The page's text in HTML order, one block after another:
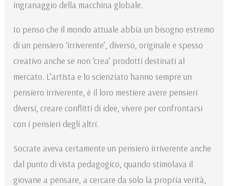
ingranaggio della macchina globale.
Io penso che il mondo attuale abbia un bisogno estremo
di un pensiero ‘irriverente’, diverso, originale e spesso
creativo anche se non ‘crea’ prodotti destinati al
mercato. L’artista e lo scienziato hanno sempre un
pensiero irriverente, è il loro mestiere avere pensieri
diversi, creare conflitti di idee, vivere per confrontarsi
con i pensieri degli altri.
Socrate aveva certamente un pensiero irriverente anche
dal punto di vista pedagogico, quando stimolava il
giovane a pensare, a cercare da solo la propria verità,